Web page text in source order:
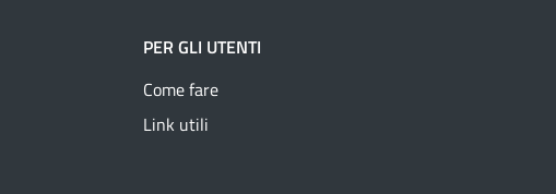
PER GLI UTENTI
Come fare
Link utili